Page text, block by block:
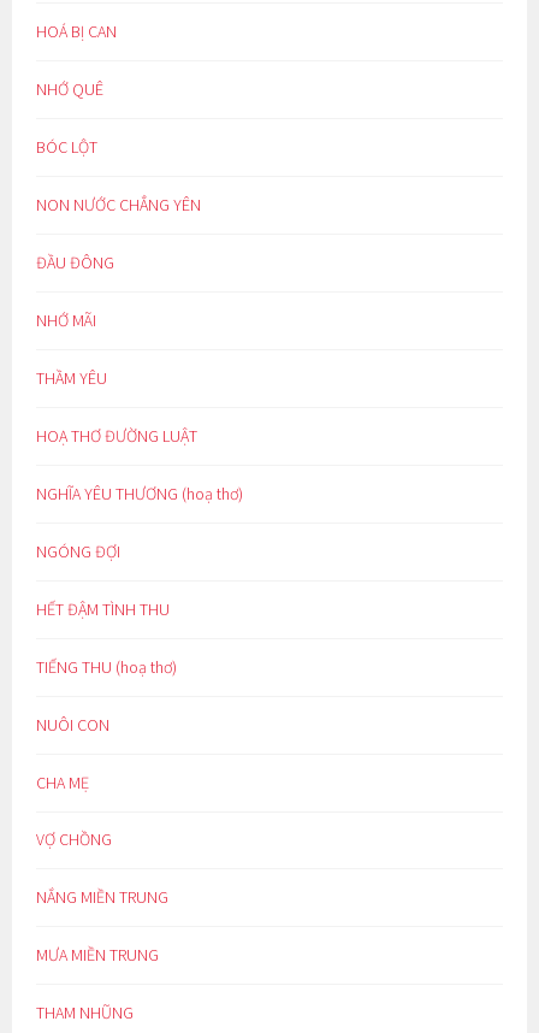
HOÁ BỊ CAN
NHỚ QUÊ
BÓC LỘT
NON NƯỚC CHẲNG YÊN
ĐẦU ĐÔNG
NHỚ MÃI
THẦM YÊU
HOẠ THƠ ĐƯỜNG LUẬT
NGHĨA YÊU THƯƠNG (hoạ thơ)
NGÓNG ĐỢI
HẾT ĐẬM TÌNH THU
TIẾNG THU (hoạ thơ)
NUÔI CON
CHA MẸ
VỢ CHỒNG
NẮNG MIỀN TRUNG
MƯA MIỀN TRUNG
THAM NHŨNG